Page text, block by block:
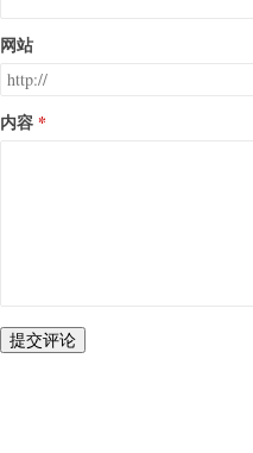
网站
内容
提交评论